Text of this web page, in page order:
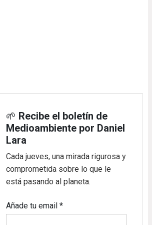
🌱 Recibe el boletín de
Medioambiente por Daniel
Lara
Cada jueves, una mirada rigurosa y
comprometida sobre lo que le
está pasando al planeta.
Añade tu email*